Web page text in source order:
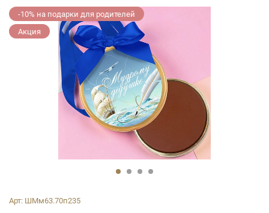
-10% на подарки для родителей
Акция
Арт: ШМм63.70п235